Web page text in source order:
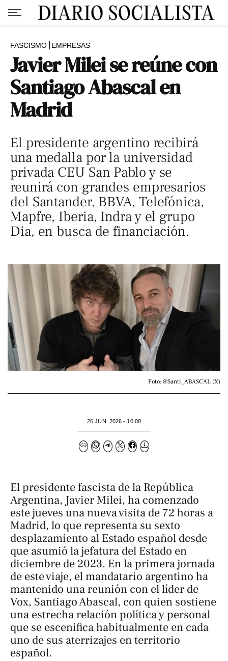
FASCISMO EMPRESAS
Javier Milei se reúne con
Santiago Abascal en
Madrid
El presidente argentino recibirá
una medalla por la universidad
privada CEU San Pablo y se
reunirá con grandes empresarios
del Santander, BBVA, Telefónica,
Mapfre, Iberia, Indra y el grupo
Dia, en busca de financiación.
Foto: @Santi_ABASCAL (X)
26 JUN. 2026 - 10:00
El presidente fascista de la República
Argentina, Javier Milei, ha comenzado
este jueves una nueva visita de 72 horas a
Madrid, lo que representa su sexto
desplazamiento al Estado español desde
que asumió la jefatura del Estado en
diciembre de 2023. En la primera jornada
de este viaje, el mandatario argentino ha
mantenido una reunión con el líder de
Vox, Santiago Abascal, con quien sostiene
una estrecha relación política y personal
que se escenifica habitualmente en cada
uno de sus aterrizajes en territorio
español.